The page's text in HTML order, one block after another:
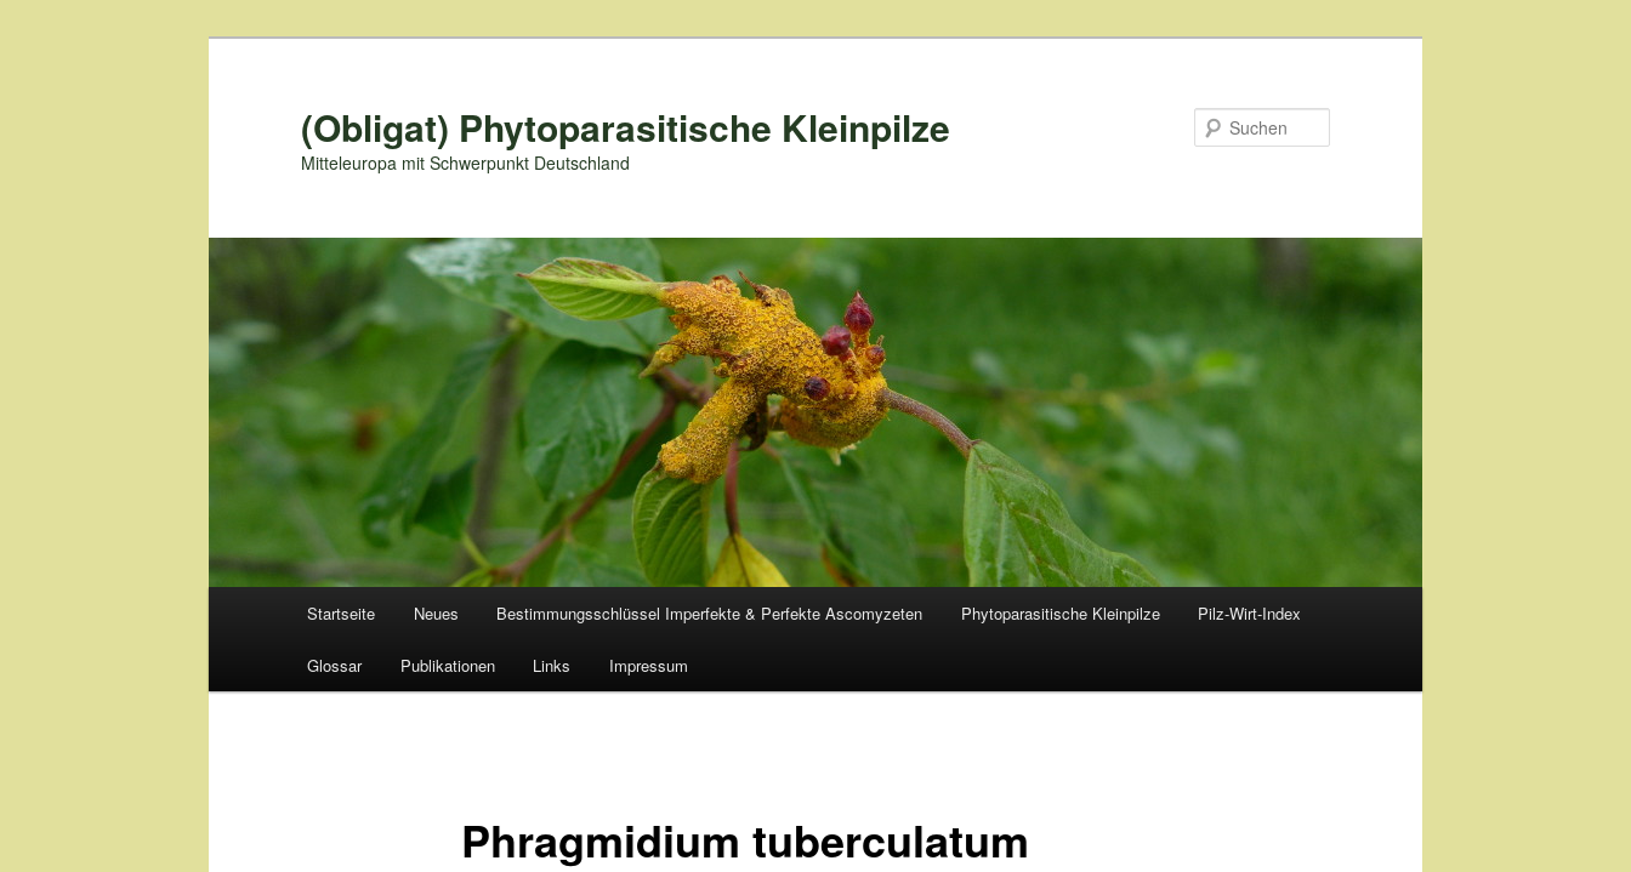
(Obligat) Phytoparasitische Kleinpilze
Mitteleuropa mit Schwerpunkt Deutschland
Startseite Neues Bestimmungsschlüssel Imperfekte & Perfekte Ascomyzeten Phytoparasitische Kleinpilze Pilz-Wirt-Index
Glossar Publikationen Links Impressum
Phragmidium tuberculatum